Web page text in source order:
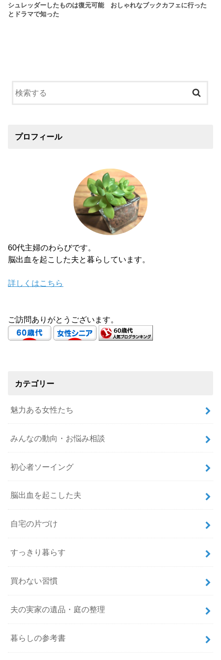
シュレッダーしたものは復元可能
とドラマで知った
おしゃれなブックカフェに行った
プロフィール
60代主婦のわらびです。
脳出血を起こした夫と暮らしています。
詳しくはこちら
ご訪問ありがとうございます。
カテゴリー
魅力ある女性たち
みんなの動向・お悩み相談
初心者ソーイング
脳出血を起こした夫
自宅の片づけ
すっきり暮らす
買わない習慣
夫の実家の遺品・庭の整理
暮らしの参考書